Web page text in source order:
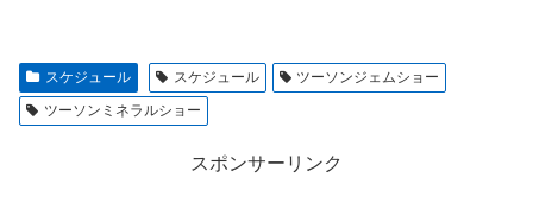
スケジュール スケジュール
ツーソンジェムショー
ツーソンミネラルショー
スポンサーリンク